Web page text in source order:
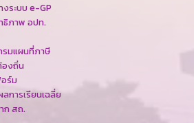
ระบบ e-GP
ธิภาพ อปท.
รมแผนที่ภาษี
องถิ่น
ร์ม
การเรียนเฉลี่ย
ก สถ.